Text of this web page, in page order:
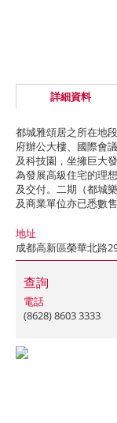
詳細資料
都城雅頌居之所在地
府辦公大樓、國際會
及科技園，坐擁巨大
為發展高級住宅的理
及交付。二期（都城
及商業單位亦已悉數售
地址
成都高新區榮華北路
查詢
電話
(8628) 8603 3333